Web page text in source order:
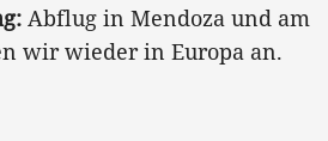
Abflug in Mendoza und am
wir wieder in Europa an.